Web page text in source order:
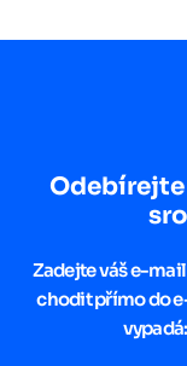
Zadejte váš e-
chodit přímo do
vypadá: